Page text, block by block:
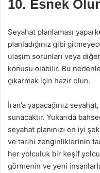
10. Esnek
Seyahat planlaması
planladığınız gibi
ulaşım sorunları veya
konusu olabilir. Bu
çıkarmak için hazır olun.
İran’a yapacağınız
sunacaktır. Yukarıda
seyahat planınızı en iyi
ve tarihi zenginliklerinin
her yolculuk bir keşif
görmenin ve yeni